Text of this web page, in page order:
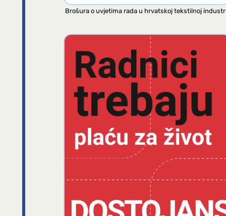
Brošura o uvjetima rada u hrvatskoj tekstilnoj